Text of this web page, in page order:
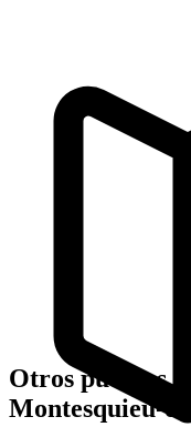
Otros pueblos
Montesquieu-